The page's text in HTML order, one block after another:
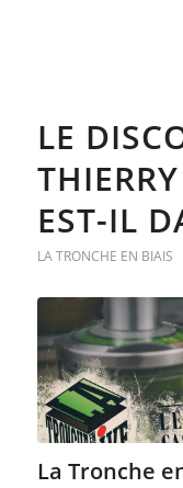
LE
EST-IL
LA TRONCHE EN BIAIS
La Tronche